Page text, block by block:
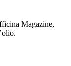
Magazine,